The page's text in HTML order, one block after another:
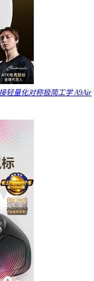
轻量化对称极简工学 A9Air